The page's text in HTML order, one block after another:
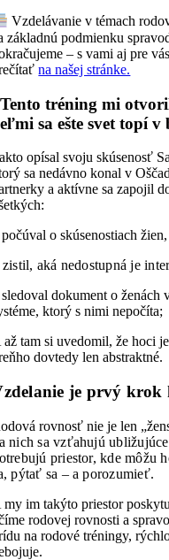
Vzdelávanie v témach
základnú podmienku
– s vami aj pre
na našej stránke.
tréning mi
sa ešte svet topí
opísal svoju skúsenosť
sa nedávno konal v
a aktívne sa zapojil
o skúsenostiach
aká nedostupná je
dokument o
ktorý s nimi nepočíta;
až tam si uvedomil, že hoci
dovtedy len abstraktné.
je prvý krok
rovnosť nie je len
nich sa vzťahujú
priestor, kde
pýtať sa – a porozumieť.
my im takýto priestor
rodovej rovnosti a
na rodové tréningy,